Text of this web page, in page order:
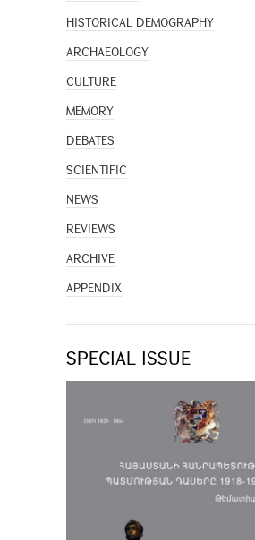
HISTORICAL DEMOGRAPHY
ARCHAEOLOGY
CULTURE
MEMORY
DEBATES
SCIENTIFIC
NEWS
REVIEWS
ARCHIVE
APPENDIX
SPECIAL ISSUE